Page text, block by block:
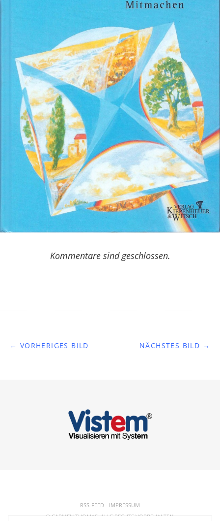
Kommentare sind geschlossen.
← VORHERIGES BILD NÄCHSTES BILD →
RSS-FEED - IMPRESSUM
© CARMEN THOMAS. ALLE RECHTE VORBEHALTEN.